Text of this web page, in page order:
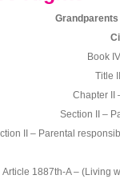
Book
Title
Chapter II
Section II –
II – Parental
Article 1887th-A – (Living